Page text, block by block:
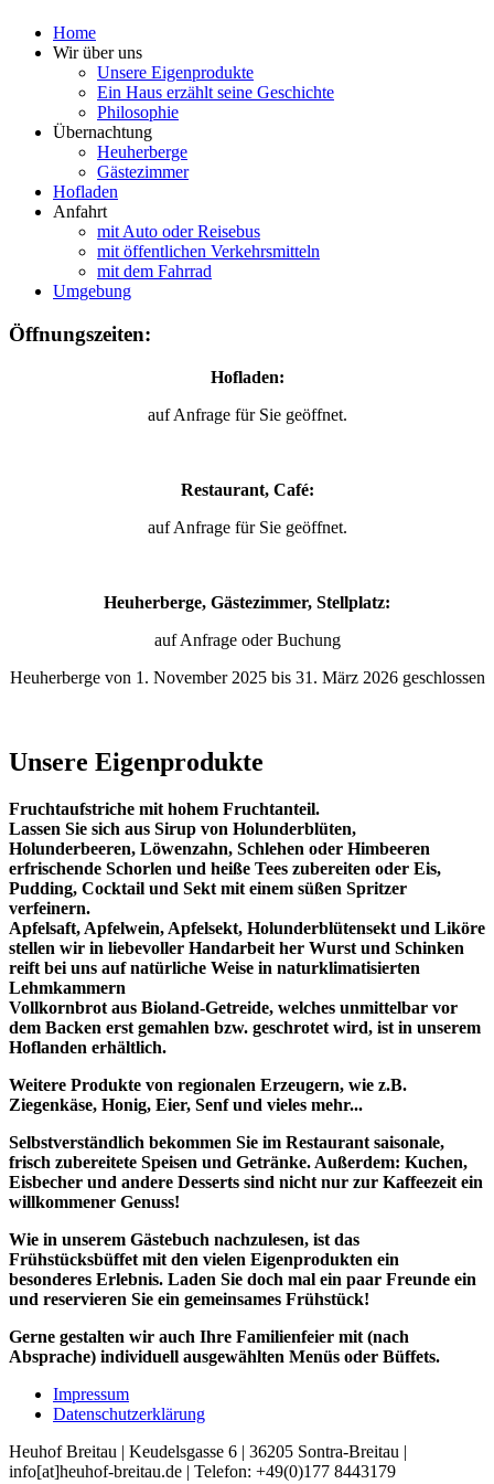
Home
Wir über uns
Unsere Eigenprodukte
Ein Haus erzählt seine Geschichte
Philosophie
Übernachtung
Heuherberge
Gästezimmer
Hofladen
Anfahrt
mit Auto oder Reisebus
mit öffentlichen Verkehrsmitteln
mit dem Fahrrad
Umgebung
Öffnungszeiten:
Hofladen:
auf Anfrage für Sie geöffnet.
Restaurant, Café:
auf Anfrage für Sie geöffnet.
Heuherberge, Gästezimmer, Stellplatz:
auf Anfrage oder Buchung
Heuherberge von 1. November 2025 bis 31. März 2026 geschlossen
Unsere Eigenprodukte
Fruchtaufstriche mit hohem Fruchtanteil.
Lassen Sie sich aus Sirup von Holunderblüten,
Holunderbeeren, Löwenzahn, Schlehen oder Himbeeren
erfrischende Schorlen und heiße Tees zubereiten oder Eis,
Pudding, Cocktail und Sekt mit einem süßen Spritzer
verfeinern.
Apfelsaft, Apfelwein, Apfelsekt, Holunderblütensekt und Liköre
stellen wir in liebevoller Handarbeit her Wurst und Schinken
reift bei uns auf natürliche Weise in naturklimatisierten
Lehmkammern
Vollkornbrot aus Bioland-Getreide, welches unmittelbar vor
dem Backen erst gemahlen bzw. geschrotet wird, ist in unserem
Hoflanden erhältlich.
Weitere Produkte von regionalen Erzeugern, wie z.B.
Ziegenkäse, Honig, Eier, Senf und vieles mehr...
Selbstverständlich bekommen Sie im Restaurant saisonale,
frisch zubereitete Speisen und Getränke. Außerdem: Kuchen,
Eisbecher und andere Desserts sind nicht nur zur Kaffeezeit ein
willkommener Genuss!
Wie in unserem Gästebuch nachzulesen, ist das
Frühstücksbüffet mit den vielen Eigenprodukten ein
besonderes Erlebnis. Laden Sie doch mal ein paar Freunde ein
und reservieren Sie ein gemeinsames Frühstück!
Gerne gestalten wir auch Ihre Familienfeier mit (nach
Absprache) individuell ausgewählten Menüs oder Büffets.
Impressum
Datenschutzerklärung
Heuhof Breitau | Keudelsgasse 6 | 36205 Sontra-Breitau |
info[at]heuhof-breitau.de | Telefon: +49(0)177 8443179